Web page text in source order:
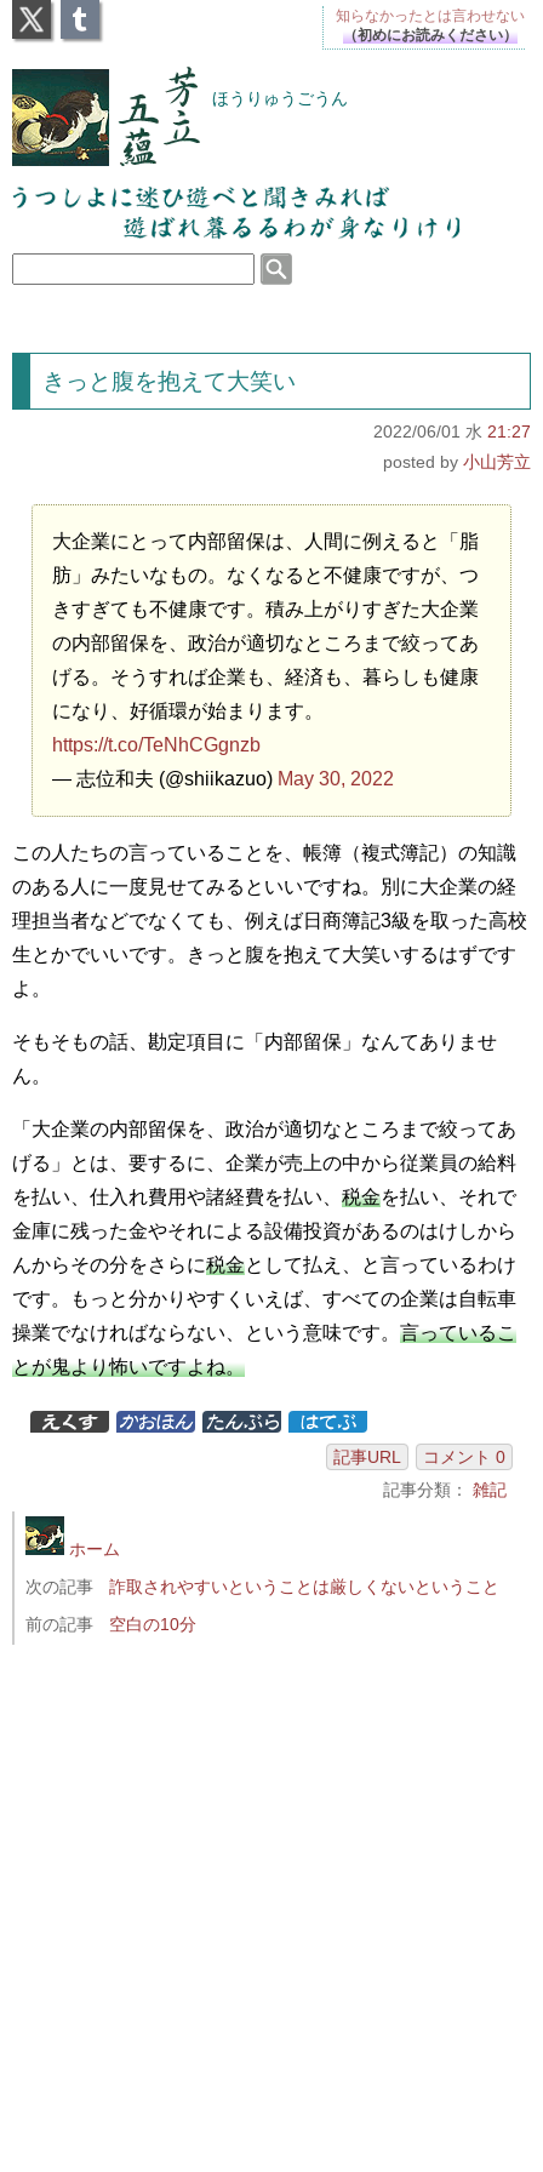
芳立五蘊 ほうりゅうごうん
うつしよに迷ひ遊べと聞きみれば遊ばれ暮るるわが
身なりけり
きっと腹を抱えて大笑い
2022/06/01 水 21:27
小山芳立
大企業にとって内部留保は、人間に例えると「脂
肪」みたいなもの。なくなると不健康ですが、つ
きすぎても不健康です。積み上がりすぎた大企業
の内部留保を、政治が適切なところまで絞ってあ
げる。そうすれば企業も、経済も、暮らしも健康
になり、好循環が始まります。
https://t.co/TeNhCGgnzb
— 志位和夫 (@shiikazuo) May 30, 2022
この人たちの言っていることを、帳簿（複式簿記）の知識
のある人に一度見せてみるといいですね。別に大企業の経
理担当者などでなくても、例えば日商簿記3級を取った高校
生とかでいいです。きっと腹を抱えて大笑いするはずです
よ。
そもそもの話、勘定項目に「内部留保」なんてありませ
ん。
「大企業の内部留保を、政治が適切なところまで絞ってあ
げる」とは、要するに、企業が売上の中から従業員の給料
を払い、仕入れ費用や諸経費を払い、 税金を払い、それで
金庫に残った金やそれによる設備投資があるのはけしから
んからその分をさらに税金として払え、と言っているわけ
です。もっと分かりやすくいえば、すべての企業は自転車
操業でなければならない、という意味です。 言っているこ
とが鬼より怖いですよね。
記事URL
コメント 0
記事分類： 雑記
ホーム
次の記事
詐取されやすいということは厳しくないということ
前の記事
空白の10分
知らなかったとは言わせない
（初めにお読みください）
X Tumblr